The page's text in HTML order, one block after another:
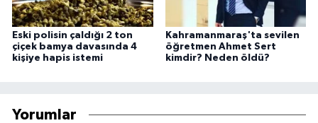
Eski polisin çaldığı 2 ton
çiçek bamya davasında 4
kişiye hapis istemi
Kahramanmaraş'ta sevilen
öğretmen Ahmet Sert
kimdir? Neden öldü?
Yorumlar